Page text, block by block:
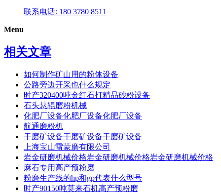
联系电话: 180 3780 8511
Menu
相关文章
如何制作矿山用的粉体设备
公路旁边开采也什么规定
时产320400吨金红石打精品砂粉设备
石头悬辊磨粉机械
化肥厂设备化肥厂设备化肥厂设备
航通磨粉机
干磨矿设备干磨矿设备干磨矿设备
上海宝山雷蒙磨有限公司
岩金研磨机械价格岩金研磨机械价格岩金研磨机械价格
麻石专用高产预粉磨
粉磨生产线的hp和gp代表什么型号
时产90150吨莫来石机高产预粉磨